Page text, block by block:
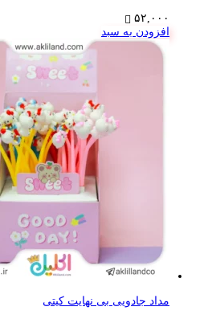
۵۲,۰۰۰
افزودن به سبد
مداد جادویی بی نهایت کیتی